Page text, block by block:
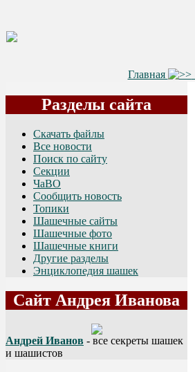
Главная
Разделы сайта
Скачать файлы
Все новости
Поиск по сайту
Секции
ЧаВО
Сообщить новость
Топики
Шашечные сайты
Шашечные фото
Шашечные книги
Другие разделы
Энциклопедия шашек
Сайт Андрея Иванова
Андрей Иванов - все секреты шашек
и шашистов